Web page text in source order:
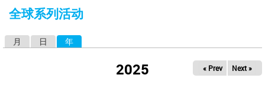
这
全球系列活动
月 日 年
2025 « Prev Next »